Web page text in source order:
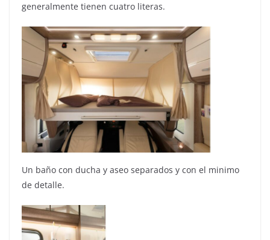
generalmente tienen cuatro literas.
Un baño con ducha y aseo separados y con el minimo
de detalle.